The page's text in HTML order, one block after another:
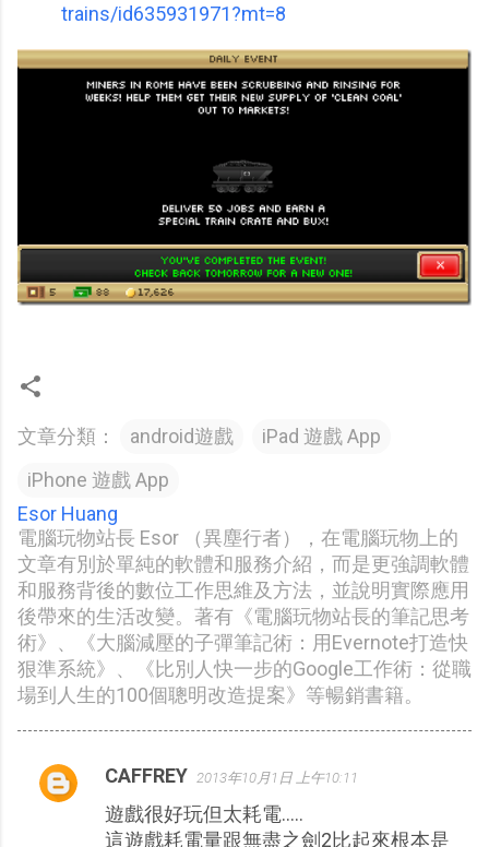
trains/id635931971?mt=8
文章分類： android遊戲
iPad 遊戲 App
iPhone 遊戲 App
Esor Huang
電腦玩物站長 Esor （異塵行者），在電腦玩物上的
文章有別於單純的軟體和服務介紹，而是更強調軟體
和服務背後的數位工作思維及方法，並說明實際應用
後帶來的生活改變。著有《電腦玩物站長的筆記思考
術》、《大腦減壓的子彈筆記術：用Evernote打造快
狠準系統》、《比別人快一步的Google工作術：從職
場到人生的100個聰明改造提案》等暢銷書籍。
留
CAFFREY 2013年10月1日 上午10:11
遊戲很好玩但太耗電.....
這遊戲耗電量跟無盡之劍2比起來根本是